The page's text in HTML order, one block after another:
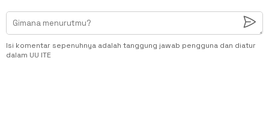
Isi komentar sepenuhnya adalah tanggung jawab pengguna dan diatur
dalam UU ITE